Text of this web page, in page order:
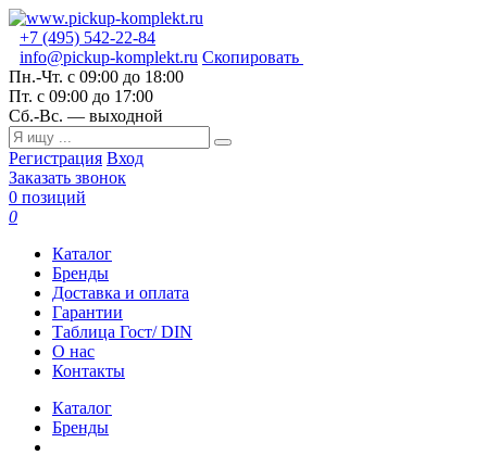
+7 (495) 542-22-84
info@pickup-komplekt.ru Скопировать
Пн.-Чт. с 09:00 до 18:00
Пт. с 09:00 до 17:00
Сб.-Вс. — выходной
Регистрация Вход
Заказать звонок
0 позиций
0
Каталог
Бренды
Доставка и оплата
Гарантии
Таблица Гост/ DIN
О нас
Контакты
Каталог
Бренды